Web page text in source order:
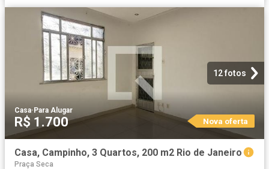
12 fotos
Casa· Para Alugar
R$ 1.700 Nova oferta
Casa, Campinho, 3 Quartos, 200 m2 Rio de Janeiro
Praça Seca